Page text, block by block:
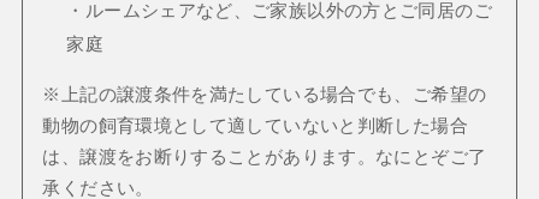
・ルームシェアなど、ご家族以外の方とご同居のご
家庭
※上記の譲渡条件を満たしている場合でも、ご希望の
動物の飼育環境として適していないと判断した場合
は、譲渡をお断りすることがあります。なにとぞご了
承ください。